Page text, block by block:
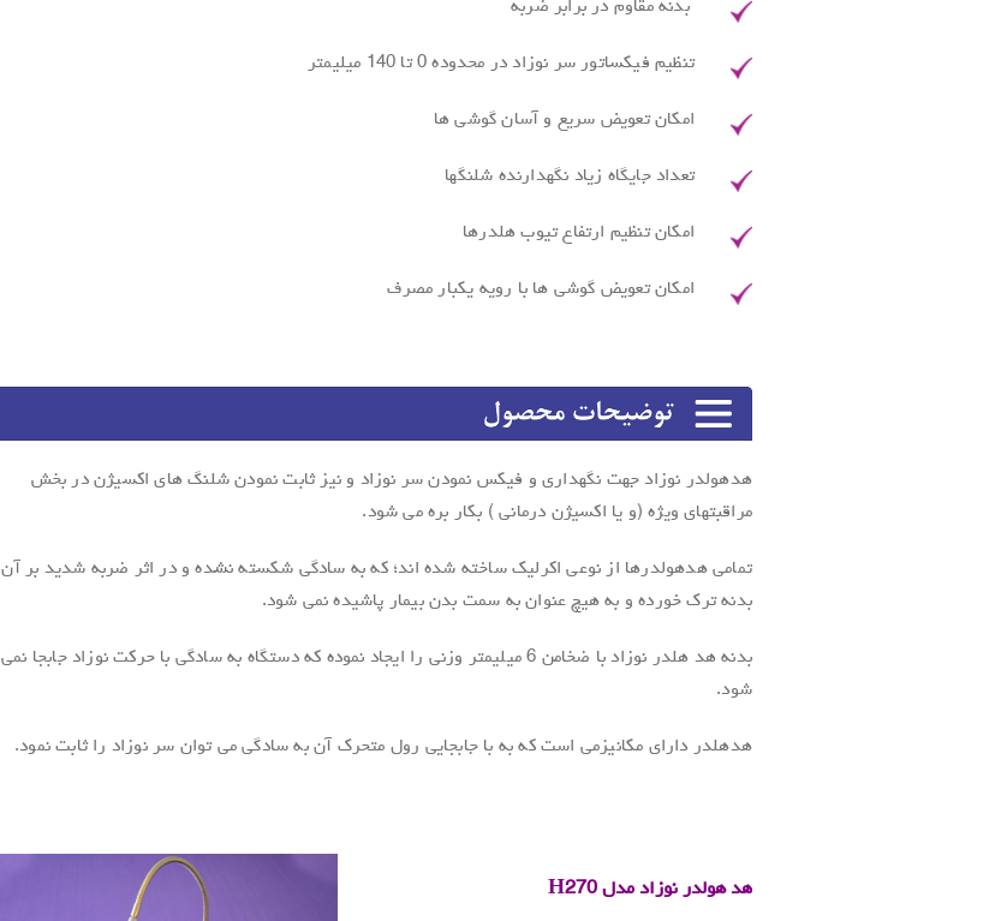
بدنه مقاوم در برابر ضربه
تنظیم فیکساتور سر نوزاد در محدوده 0 تا 140 میلیمتر
امکان تعویض سریع و آسان گوشی ها
تعداد جایگاه زیاد نگهدارنده شلنگها
امکان تنظیم ارتفاع تیوب هلدرها
امکان تعویض گوشی ها با رویه یکبار مصرف
هدهولدر نوزاد جهت نگهداری و فیکس نمودن سر نوزاد و نیز ثابت نمودن شلنگ های اکسیژن در بخش
مراقبتهای ویژه (و یا اکسیژن درمانی ) بکار بره می شود.
تمامی هدهولدرها از نوعی اکرلیک ساخته شده اند؛ که به سادگی شکسته نشده و در اثر ضربه شدید بر آن
بدنه ترک خورده و به هیچ عنوان به سمت بدن بیمار پاشیده نمی شود.
بدنه هد هلدر نوزاد با ضخامن 6 میلیمتر وزنی را ایجاد نموده که دستگاه به سادگی با حرکت نوزاد جابجا نمی
شود.
هدهلدر دارای مکانیزمی است که به با جابجایی رول متحرک آن به سادگی می توان سر نوزاد را ثابت نمود.
هد هولدر نوزاد مدل H270